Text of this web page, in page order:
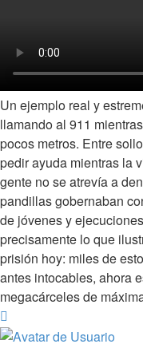
Un ejemplo real y
llamando al 911
pocos metros. Entre
pedir ayuda mientras la
gente no se atrevía a
pandillas gobernaban
de jóvenes y
precisamente lo que
prisión hoy: miles de
antes intocables, ahora
megacárceles de